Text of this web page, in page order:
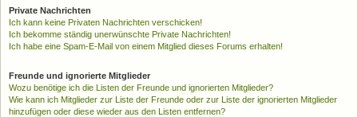
Private Nachrichten
Ich kann keine Privaten Nachrichten verschicken!
Ich bekomme ständig unerwünschte Private Nachrichten!
Ich habe eine Spam-E-Mail von einem Mitglied dieses Forums erhalten!
Freunde und ignorierte Mitglieder
Wozu benötige ich die Listen der Freunde und ignorierten Mitglieder?
Wie kann ich Mitglieder zur Liste der Freunde oder zur Liste der ignorierten Mitglieder
hinzufügen oder diese wieder aus den Listen entfernen?